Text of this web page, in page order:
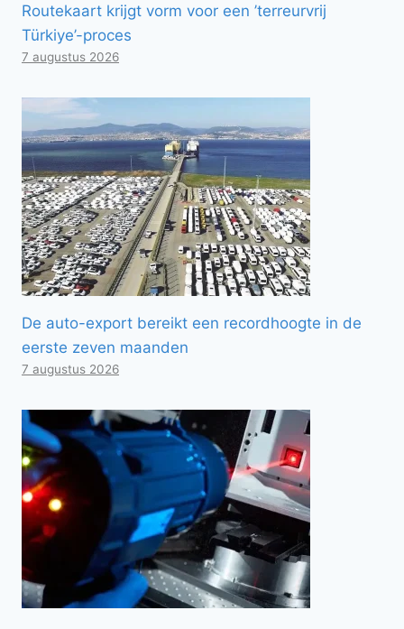
Routekaart krijgt vorm voor een ’terreurvrij
Türkiye’-proces
7 augustus 2026
De auto-export bereikt een recordhoogte in de
eerste zeven maanden
7 augustus 2026